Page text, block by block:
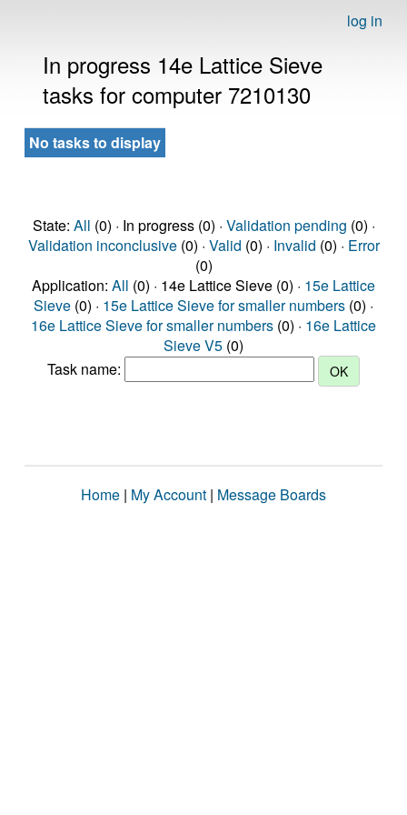
log in
In progress 14e Lattice Sieve
tasks for computer 7210130
No tasks to display
State: All (0) · In progress (0) · Validation pending (0) ·
Validation inconclusive(0) · Valid (0) · Invalid (0) · Error
(0)
Application: All (0) · 14e Lattice Sieve (0) · 15e Lattice
Sieve (0) · 15e Lattice Sieve for smaller numbers (0) ·
16e Lattice Sieve for smaller numbers (0) · 16e Lattice
Sieve V5 (0)
Task name:
Home | My Account | Message Boards